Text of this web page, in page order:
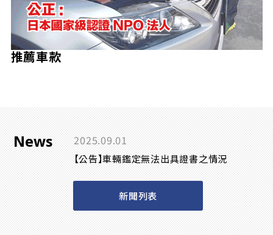
推薦車款
News 2025.09.01
【公告】車輛鑑定無法出具證書之情況
新聞列表